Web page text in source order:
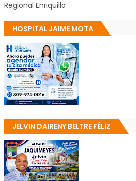
Regional Enriquillo
HOSPITAL JAIME MOTA
JELVIN DAIRENY BELTRE FÉLIZ